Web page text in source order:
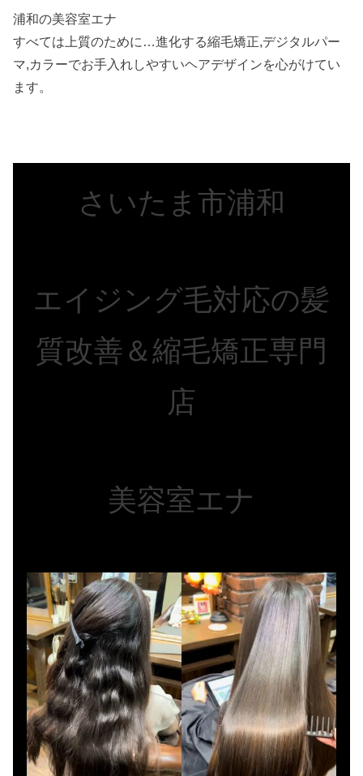
浦和の美容室エナ
すべては上質のために…進化する縮毛矯正,デジタルパー
マ,カラーでお手入れしやすいヘアデザインを心がけてい
ます。
さいたま市浦和
エイジング毛対応の髪
質改善＆縮毛矯正専門
店
美容室エナ